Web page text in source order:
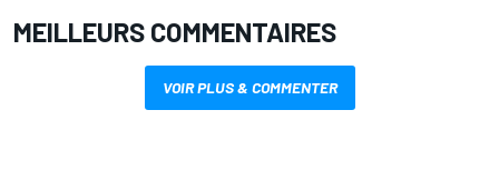
MEILLEURS COMMENTAIRES
VOIR PLUS & COMMENTER